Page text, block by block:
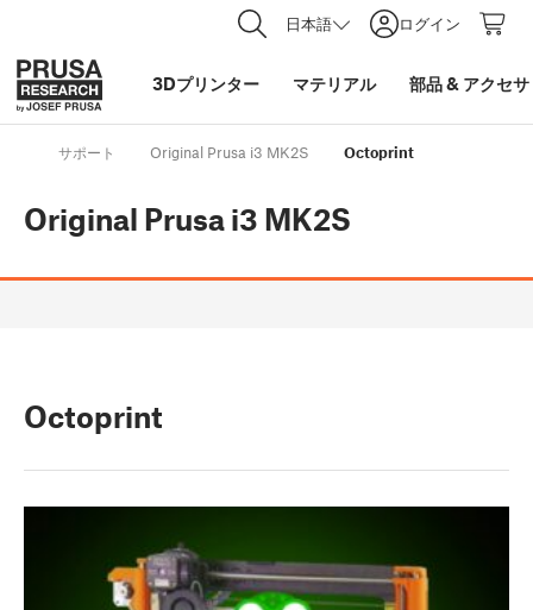
日本語 ログイン
3Dプリンター マテリアル 部品& アクセ
サポート Original Prusa i3 MK2S Octoprint
Original Prusa i3 MK2S
Octoprint